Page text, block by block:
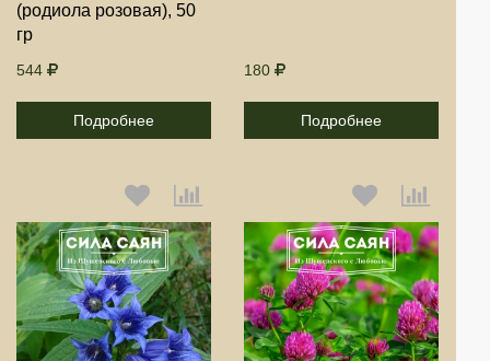
(родиола розовая), 50
гр
544
Подробнее
180
Подробнее
Выберите количество: Выберите количество: